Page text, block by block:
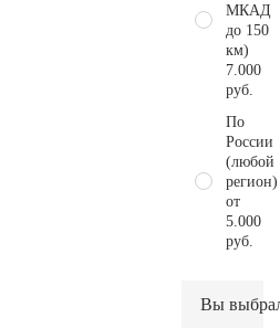
МКАД
до 150
км)
7.000
руб.
По
России
(любой
регион)
от
5.000
руб.
Вы